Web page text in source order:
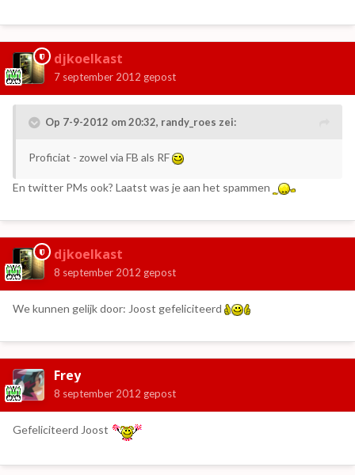
djkoelkast
7 september 2012 gepost
Op 7-9-2012 om 20:32, randy_roes zei:
Proficiat - zowel via FB als RF
En twitter PMs ook? Laatst was je aan het spammen
djkoelkast
8 september 2012 gepost
We kunnen gelijk door: Joost gefeliciteerd
Frey
8 september 2012 gepost
Gefeliciteerd Joost